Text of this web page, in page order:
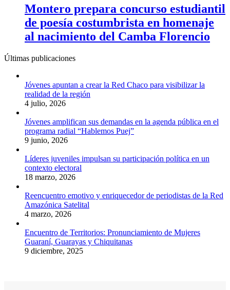
Montero prepara concurso estudiantil
de poesía costumbrista en homenaje
al nacimiento del Camba Florencio
Últimas publicaciones
Jóvenes apuntan a crear la Red Chaco para visibilizar la
realidad de la región
4 julio, 2026
Jóvenes amplifican sus demandas en la agenda pública en el
programa radial “Hablemos Puej”
9 junio, 2026
Líderes juveniles impulsan su participación política en un
contexto electoral
18 marzo, 2026
Reencuentro emotivo y enriquecedor de periodistas de la Red
Amazónica Satelital
4 marzo, 2026
Encuentro de Territorios: Pronunciamiento de Mujeres
Guaraní, Guarayas y Chiquitanas
9 diciembre, 2025